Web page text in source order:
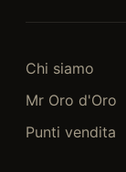
Chi siamo
Mr Oro d'Oro
Punti vendita